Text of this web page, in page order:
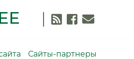
Сайты-партнеры